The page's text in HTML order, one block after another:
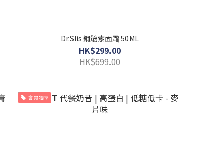
Dr.Slis 鋼筋索面霜 50ML
HK$299.00
HK$699.00
會員獨享